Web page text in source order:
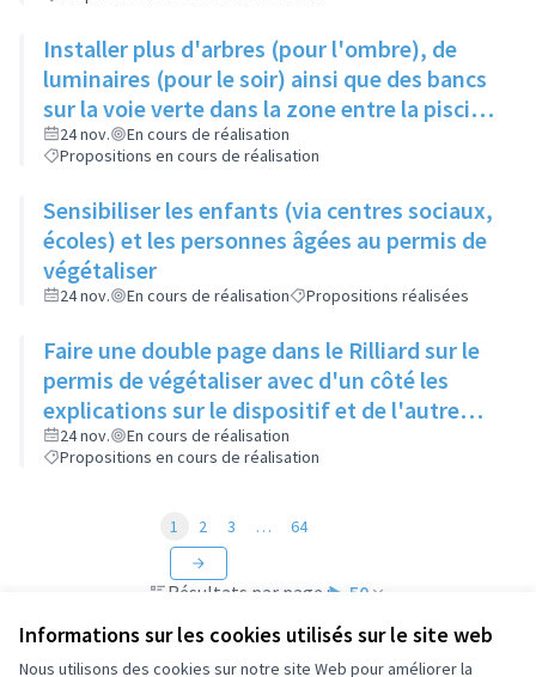
Informations sur les cookies utilisés sur le site web
Nous utilisons des cookies sur notre site Web pour améliorer la
Installer plus d'arbres (pour l'ombre), de
luminaires (pour le soir) ainsi que des bancs
sur la voie verte dans la zone entre la piscine
et la rue de l'Industrie
24 nov.
En cours de réalisation
Propositions en cours de réalisation
Sensibiliser les enfants (via centres sociaux,
écoles) et les personnes âgées au permis de
végétaliser
24 nov. En cours de réalisation Propositions réalisées
Faire une double page dans le Rilliard sur le
permis de végétaliser avec d'un côté les
explications sur le dispositif et de l'autre
côté des exemples concrets de lieux à
investir
24 nov.
En cours de réalisation
Propositions en cours de réalisation
Résultats par page : 50
1 2 3 … 64